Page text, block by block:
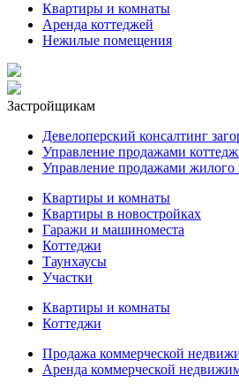
Квартиры и комнаты
Аренда коттеджей
Нежилые помещения
Застройщикам
Девелоперский консалтинг
Управление продажами
Управление продажами жилого
Квартиры и комнаты
Квартиры в новостройках
Гаражи и машиноместа
Коттеджи
Таунхаусы
Участки
Квартиры и комнаты
Коттеджи
Продажа коммерческой
Аренда коммерческой